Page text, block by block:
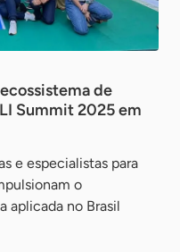
de
Summit 2025 em
e especialistas para
o
aplicada no Brasil